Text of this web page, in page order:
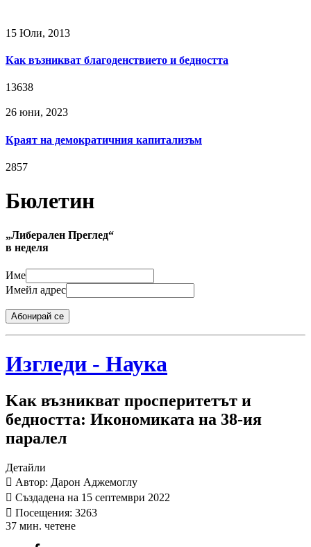
15 Юли, 2013
Как възникват благоденствието и бедността
13638
26 юни, 2023
Краят на демократичния капитализъм
2857
Бюлетин
„Либерален Преглед“
в неделя
Име
Имейл адрес
Абонирай се
Изгледи - Наука
Kак възникват просперитетът и
бедността: Икономиката на 38-ия
паралел
Детайли
Автор: Дарон Аджемоглу
Създадена на 15 септември 2022
Посещения: 3263
37 мин. четене